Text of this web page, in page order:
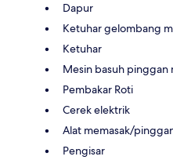
Dapur
Ketuhar gelombang
Ketuhar
Mesin basuh pinggan
Pembakar Roti
Cerek elektrik
Alat memasak/
Pengisar